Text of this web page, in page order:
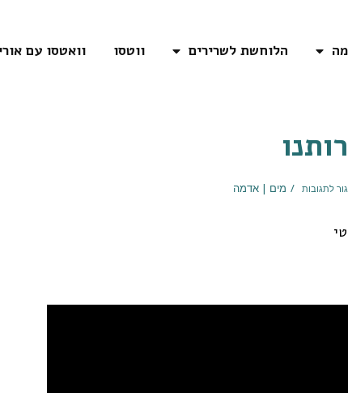
הלוחשת לשרירים ווטסו וואטסו עם
לתגובות מים | אדמה